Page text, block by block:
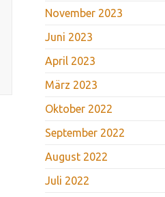
November 2023
Juni 2023
April 2023
März 2023
Oktober 2022
September 2022
August 2022
Juli 2022